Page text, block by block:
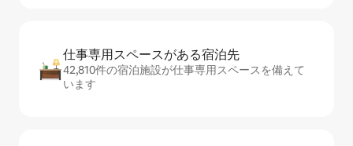
仕事専用ス⁠ペ⁠ー⁠スがあ⁠る宿⁠泊⁠先
42,810件の宿泊施設が仕事専用スペースを備えて
います